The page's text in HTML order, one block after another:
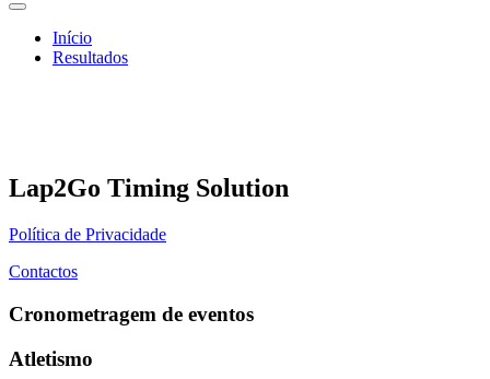
Início
Resultados
Lap2Go Timing Solution
Política de Privacidade
Contactos
Cronometragem de eventos
Atletismo